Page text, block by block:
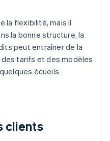
la flexibilité, mais il
la bonne structure, la
peut entraîner de la
tarifs et des modèles
écueils
clients